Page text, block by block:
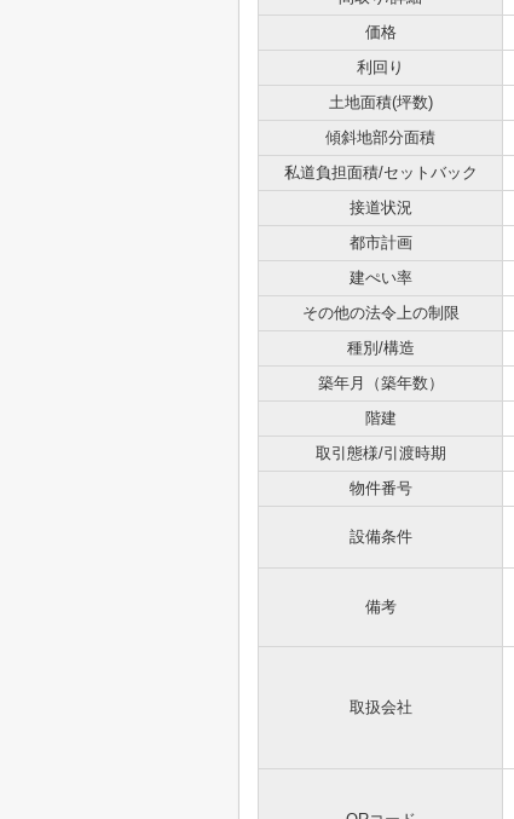
価格
利回り
土地面積(坪数)
傾斜地部分面積
私道負担面積/セットバック
接道状況
都市計画
建ぺい率
その他の法令上の制限
種別/構造
築年月（築年数）
階建
取引態様/引渡時期
物件番号
設備条件
備考
取扱会社